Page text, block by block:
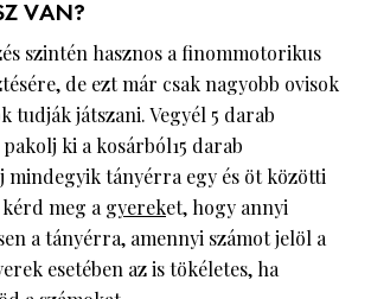
VAN?
szintén hasznos a finommotorikus
de ezt már csak nagyobb ovisok
tudják játszani. Vegyél 5 darab
ki a kosárból15 darab
mindegyik tányérra egy és öt közötti
meg agyereket, hogy annyi
a tányérra, amennyi számot jelöl a
esetében az is tökéletes, ha